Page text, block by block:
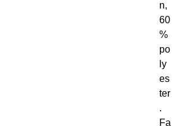
n,
60
%
po
ly
es
ter
.
Fa